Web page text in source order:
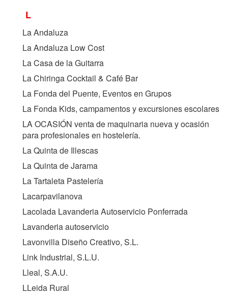
L
La Andaluza
La Andaluza Low Cost
La Casa de la Guitarra
La Chiringa Cocktail & Café Bar
La Fonda del Puente, Eventos en Grupos
La Fonda Kids, campamentos y excursiones escolares
LA OCASIÓN venta de maquinaria nueva y ocasión
para profesionales en hostelería.
La Quinta de Illescas
La Quinta de Jarama
La Tartaleta Pastelería
Lacarpavilanova
Lacolada Lavanderia Autoservicio Ponferrada
Lavanderia autoservicio
Lavonvilla Diseño Creativo, S.L.
Link Industrial, S.L.U.
Lleal, S.A.U.
LLeida Rural